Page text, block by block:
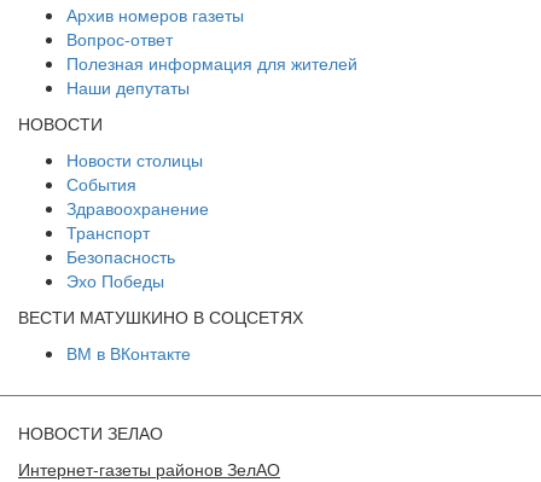
Архив номеров газеты
Вопрос-ответ
Полезная информация для жителей
Наши депутаты
НОВОСТИ
Новости столицы
События
Здравоохранение
Транспорт
Безопасность
Эхо Победы
ВЕСТИ МАТУШКИНО В СОЦСЕТЯХ
ВМ в ВКонтакте
НОВОСТИ ЗЕЛАО
Интернет-газеты районов ЗелАО